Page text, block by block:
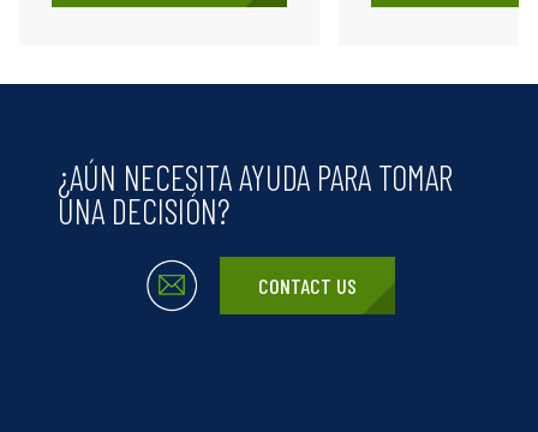
¿AÚN NECESITA AYUDA PARA TOMAR
UNA DECISIÓN?
CONTACT US